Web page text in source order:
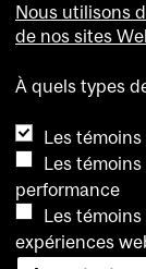
Nous utilisons
de nos sites
À quels types
Les
Les
performance
Les
expériences